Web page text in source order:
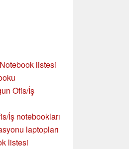
listesi
Ofis/İş
İş notebookları
laptopları
listesi